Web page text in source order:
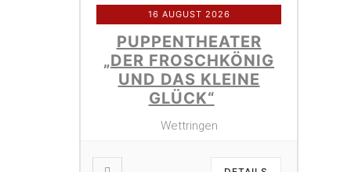
16 AUGUST 2026
PUPPENTHEATER
„DER FROSCHKÖNIG
UND DAS KLEINE
GLÜCK“
Wettringen